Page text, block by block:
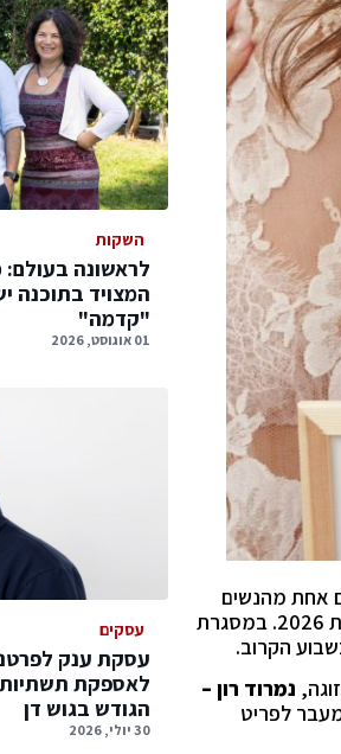
אחת מהנשים
150K עוקבים), שנבחרה לאחרונה כפרזנטורית המותג לשנת 2026. במסגרת
נמרוד רון –
במאי ומהווה הרבה מעבר לפריט
השקות
המצויד בתוכנה
"קדמה"
01 אוגוסט, 2026
עסקים
עסקת ענק
לאספקת
הגודש בגוש דן
30 יולי, 2026